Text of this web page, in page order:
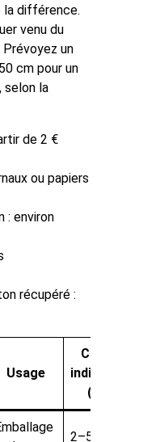
différence.
venu du
un
cm pour un
selon la
de 2 €
ou papiers
: environ
récupéré :
Usage
Coût
indicatif
(€)
2–5